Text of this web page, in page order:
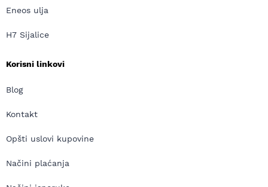
Eneos ulja
H7 Sijalice
Korisni linkovi
Blog
Kontakt
Opšti uslovi kupovine
Načini plaćanja